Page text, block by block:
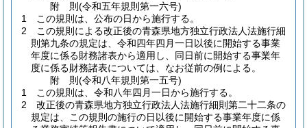
附 則(令和五年規則第一六号)
1
この規則は、公布の日から施行する。
2
この規則による改正後の青森県地方独立行政法人法施行細
則第九条の規定は、令和四年四月一日以後に開始する事業
年度に係る財務諸表から適用し、同日前に開始する事業年
度に係る財務諸表については、なお従前の例による。
附 則(令和八年規則第一五号)
1
この規則は、令和八年四月一日から施行する。
2
改正後の青森県地方独立行政法人法施行細則第二十二条の
規定は、この規則の施行の日以後に開始する事業年度に係